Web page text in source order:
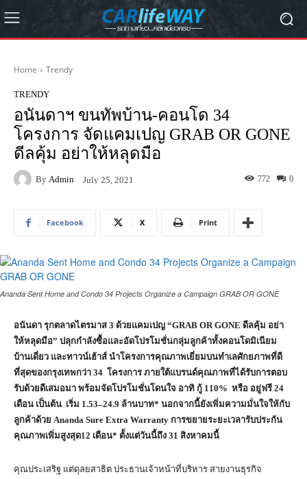
Home Trendy
TRENDY
อนันดาฯ ขนทัพบ้าน-คอนโด 34
โครงการ จัดแคมเปญ GRAB OR GONE
ดีลคุ้ม อย่าให้หลุดมือ
By Admin July 25, 2021 0
772
Facebook X Print
Ananda Sent Home and Condo 34 Projects Organize a Campaign GRAB OR GONE
อนันดา รุกตลาดไตรมาส3 ด้วยแคมเปญ “GRAB OR GONE ดีลคุ้ม อย่า
ให้หลุดมือ” ปลุกกำลังซื้อและอัดโปรโมชั่นกลุ่มลูกค้าทั้งคอนโดมิเนียม
บ้านเดี่ยว และทาวน์เฮ้าส์ นำโครงการคุณภาพเยี่ยมบนทำเลศักยภาพที่ดี
ที่สุดของกรุงเทพกว่า 34 โครงการ ภายใต้แบรนด์คุณภาพที่ได้รับการตอบ
รับด้วยดีเสมอมา พร้อมจัดโปรโมชั่นโดนใจ อาทิ กู้ 110% หรือ อยู่ฟรี 24
เดือน เป็นต้น เริ่ม 1.53–24.9 ล้านบาท* นอกจากนี้ยังเพิ่มความมั่นใจให้กับ
ลูกค้าด้วย Ananda Sure Extra Warranty การขยายระยะเวลารับประกัน
คุณภาพเพิ่มสูงสุด12 เดือน* ตั้งแต่วันนี้ถึง 31 สิงหาคมนี้
คุณประเสริฐ แต่ดุลยสาธิต ประธานเจ้าหน้าที่บริหาร สายงานธุรกิจ